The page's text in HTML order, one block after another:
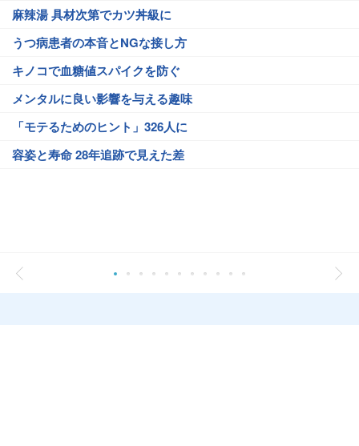
麻辣湯 具材次第でカツ丼級に
うつ病患者の本音とNGな接し方
キノコで血糖値スパイクを防ぐ
メンタルに良い影響を与える趣味
「モテるためのヒント」326人に
容姿と寿命 28年追跡で見えた差